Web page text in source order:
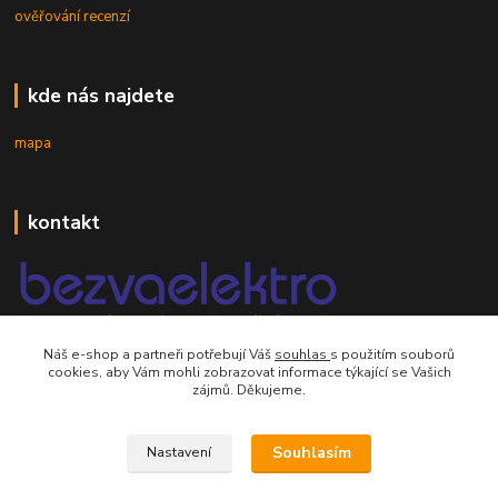
ověřování recenzí
kde nás najdete
mapa
kontakt
mobil 605 268 512
Náš e-shop a partneři potřebují Váš souhlas s použitím souborů
cookies, aby Vám mohli zobrazovat informace týkající se Vašich
zájmů. Děkujeme.
Nastavení Souhlasím